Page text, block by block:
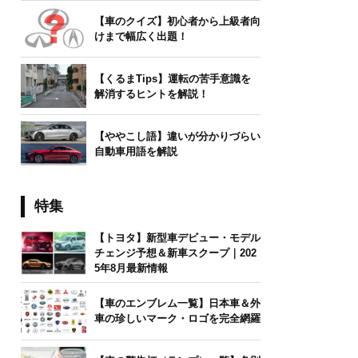
【車のクイズ】初心者から上級者向
けまで幅広く出題！
【くるまTips】運転の苦手意識を
解消するヒントを解説！
【ややこし語】違いが分かりづらい
自動車用語を解説
特集
【トヨタ】新型車デビュー・モデル
チェンジ予想＆新車スクープ｜202
5年8月最新情報
【車のエンブレム一覧】日本車＆外
車の珍しいマーク・ロゴを完全網羅